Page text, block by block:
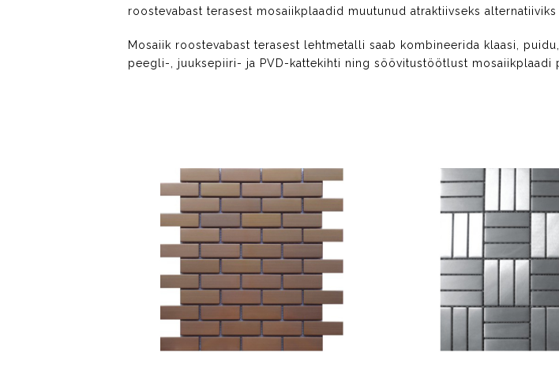
roostevabast terasest mosaiikplaadid muutunud atraktiivseks
Mosaiik roostevabast terasest lehtmetalli saab kombineerida klaasi,
peegli-, juuksepiiri- ja PVD-kattekihti ning söövitustöötlust mosaiikplaadi